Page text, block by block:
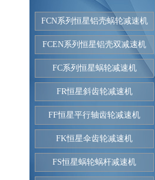
FCN系列恒星铝壳蜗轮减速机
FCEN系列恒星铝壳双减速机
FC系列恒星蜗轮减速机
FR恒星斜齿轮减速机
FF恒星平行轴齿轮减速机
FK恒星伞齿轮减速机
FS恒星蜗轮蜗杆减速机